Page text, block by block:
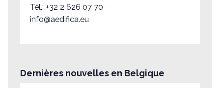
Tél.: +32 2 626 07 70
info@aedifica.eu
Dernières nouvelles en Belgique